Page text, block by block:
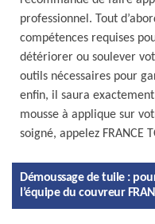
professionnel. Tout
compétences requises
détériorer ou soulever
outils nécessaires pour
enfin, il saura
mousse à applique sur
soigné, appelez FRANCE
Démoussage de tuile :
l’équipe du couvreur